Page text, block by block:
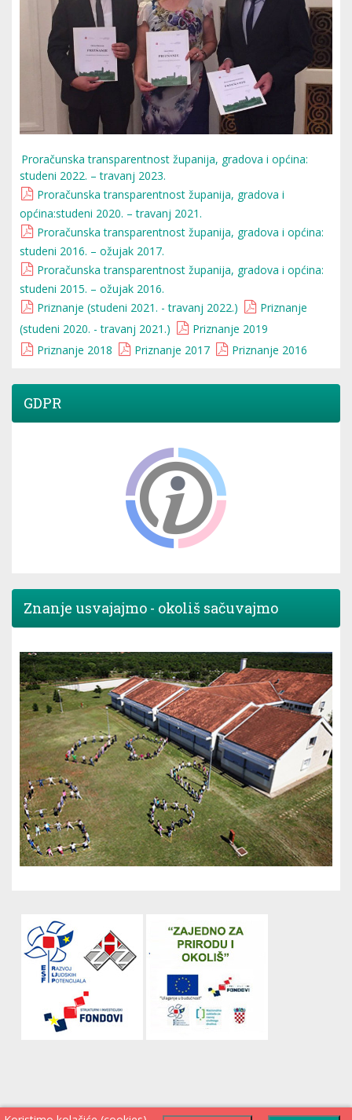
Proračunska transparentnost županija, gradova i općina:
studeni 2022. – travanj 2023.
Proračunska transparentnost županija, gradova i
općina:studeni 2020. – travanj 2021.
Proračunska transparentnost županija, gradova i općina:
studeni 2016. – ožujak 2017.
Proračunska transparentnost županija, gradova i općina:
studeni 2015. – ožujak 2016.
Priznanje (studeni 2021. - travanj 2022.)
Priznanje
(studeni 2020. - travanj 2021.)
Priznanje 2019
Priznanje 2018
Priznanje 2017 Priznanje 2016
GDPR
Znanje usvajajmo - okoliš sačuvajmo